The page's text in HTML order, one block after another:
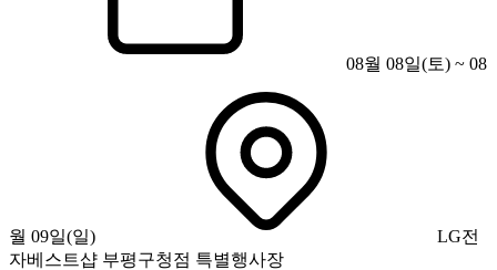
08월 08일(토) ~ 08
월 09일(일)
LG전
자베스트샵 부평구청점 특별행사장